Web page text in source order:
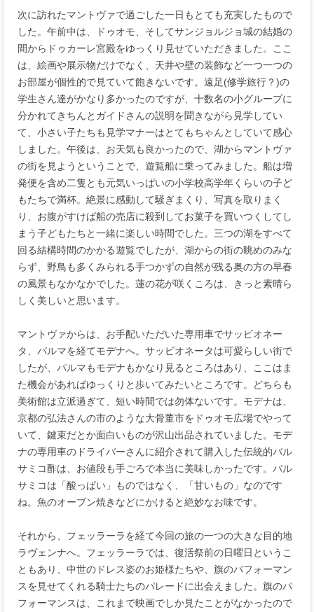
次に訪れたマントヴァで過ごした一日もとても充実したもので
した。午前中は、ドゥオモ、そしてサンジョルジョ城の結婚の
間からドゥカーレ宮殿をゆっくり見せていただきました。ここ
は、絵画や展示物だけでなく、天井や壁の装飾など一つ一つの
お部屋が個性的で見ていて飽きないです。遠足(修学旅行？)の
学生さん達がかなり多かったのですが、十数名の小グループに
分かれてきちんとガイドさんの説明を聞きながら見学してい
て、小さい子たちも見学マナーはとてもちゃんとしていて感心
しました。午後は、お天気も良かったので、湖からマントヴァ
の街を見ようということで、遊覧船に乗ってみました。船は増
発便を含め二隻とも元気いっぱいの小学校高学年くらいの子ど
もたちで満杯。絶景に感動して騒ぎまくり、写真を取りまく
り、お腹がすけば船の売店に殺到してお菓子を買いつくしてし
まう子どもたちと一緒に楽しい時間でした。三つの湖をすべて
回る結構時間のかかる遊覧でしたが、湖からの街の眺めのみな
らず、野鳥も多くみられる手つかずの自然が残る奥の方の早春
の風景もなかなかでした。蓮の花が咲くころは、きっと素晴ら
しく美しいと思います。
マントヴァからは、お手配いただいた専用車でサッビオネー
タ、パルマを経てモデナへ。サッビオネータは可愛らしい街で
したが、パルマもモデナもかなり見るところはあり、ここはま
た機会があればゆっくりと歩いてみたいところです。どちらも
美術館は立派過ぎて、短い時間では勿体ないです。モデナは、
京都の弘法さんの市のような大骨董市をドゥオモ広場でやって
いて、鍵束だとか面白いものが沢山出品されていました。モデ
ナの専用車のドライバーさんに紹介されて購入した伝統的バル
サミコ酢は、お値段も手ごろで本当に美味しかったです。バル
サミコは「酸っぱい」ものではなく、「甘いもの」なのです
ね。魚のオーブン焼きなどにかけると絶妙なお味です。
それから、フェッラーラを経て今回の旅の一つの大きな目的地
ラヴェンナへ。フェッラーラでは、復活祭前の日曜日というこ
ともあり、中世のドレス姿のお姫様たちや、旗のパフォーマン
スを見せてくれる騎士たちのパレードに出会えました。旗のパ
フォーマンスは、これまで映画でしか見たことがなかったので